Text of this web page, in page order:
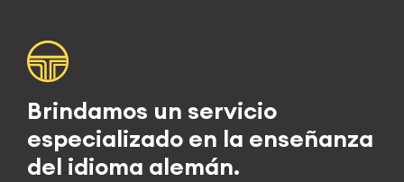
Brindamos un servicio
especializado en la enseñanza
del idioma alemán.